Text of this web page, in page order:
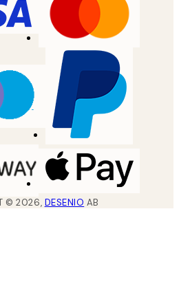
©2026, DESENIO AB